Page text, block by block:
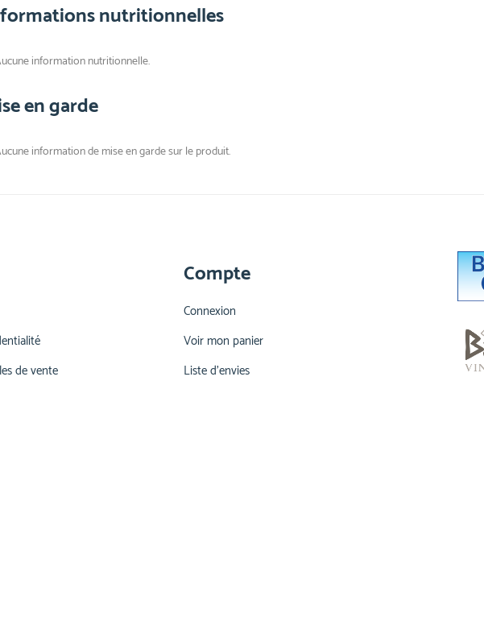
nutritionnelles
information nutritionnelle.
en garde
information de mise en garde sur le produit.
de vente
Compte
Connexion
Voir mon panier
Liste d'envies